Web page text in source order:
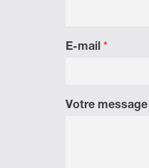
E-mail *
Votre message